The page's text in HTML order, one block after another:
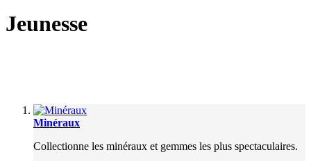
Jeunesse
Minéraux
Collectionne les minéraux et gemmes les plus spectaculaires.